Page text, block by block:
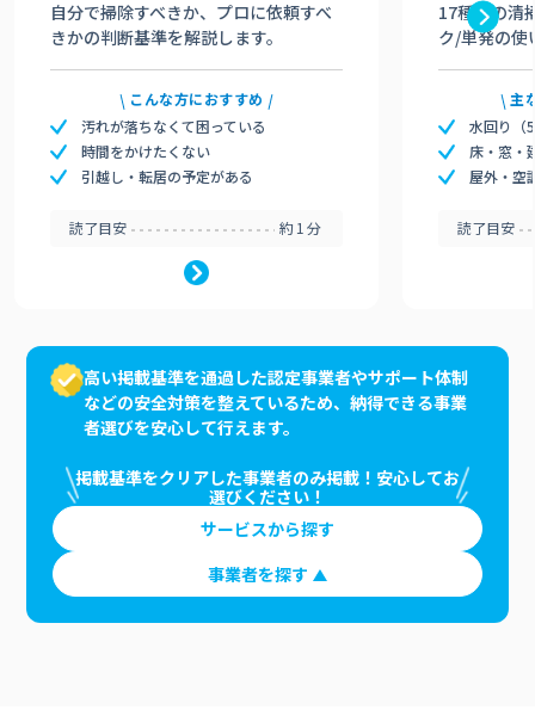
自分で掃除すべきか、プロに依頼すべ
きかの判断基準を解説します。
こんな方におすすめ
汚れが落ちなくて困っている
時間をかけたくない
引越し・転居の予定がある
読了目安 約1分
17種類の清
ク/単発の使
主
水回り（
床・窓・
屋外・空
読了目安
高い掲載基準を通過した認定事業者やサポート体制
などの安全対策を整えているため、納得できる事業
者選びを安心して行えます。
掲載基準をクリアした事業者のみ掲載！安心してお
選びください！
サービスから探す
事業者を探す